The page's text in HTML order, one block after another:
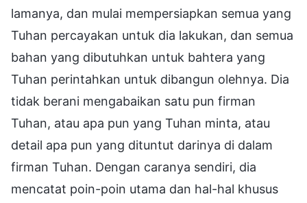
lamanya, dan mulai mempersiapkan semua yang
Tuhan percayakan untuk dia lakukan, dan semua
bahan yang dibutuhkan untuk bahtera yang
Tuhan perintahkan untuk dibangun olehnya. Dia
tidak berani mengabaikan satu pun firman
Tuhan, atau apa pun yang Tuhan minta, atau
detail apa pun yang dituntut darinya di dalam
firman Tuhan. Dengan caranya sendiri, dia
mencatat poin-poin utama dan hal-hal khusus